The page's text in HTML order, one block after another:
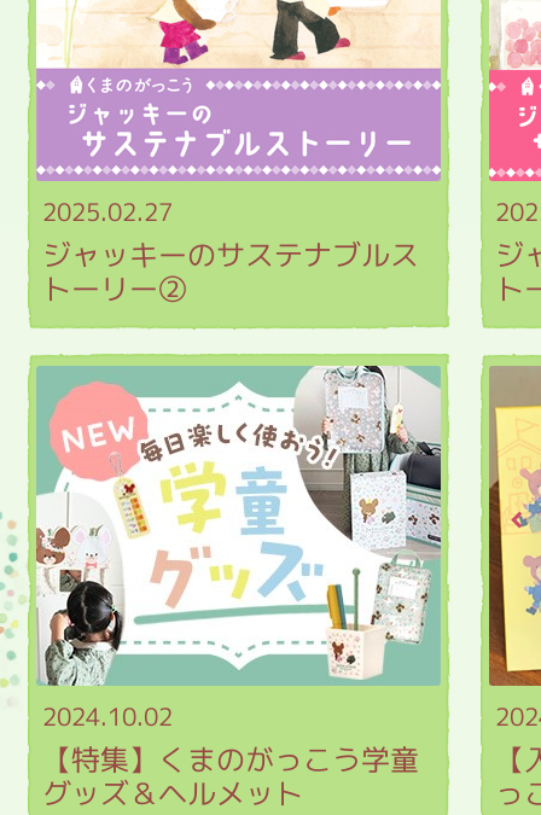
2025.02.27
ジャッキーのサステナブルス
トーリー②
ジ
ト
2024.10.02
【特集】くまのがっこう学童
グッズ＆ヘルメット
っ